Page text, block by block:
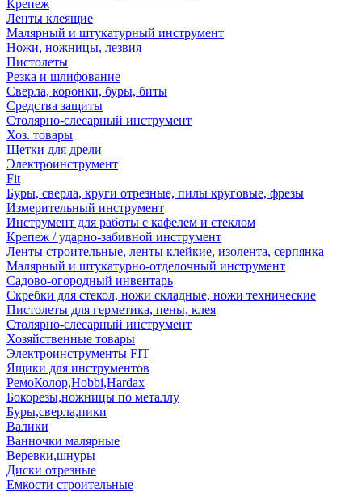
Крепеж
Ленты клеящие
Малярный и штукатурный инструмент
Ножи, ножницы, лезвия
Пистолеты
Резка и шлифование
Сверла, коронки, буры, биты
Средства защиты
Столярно-слесарный инструмент
Хоз. товары
Щетки для дрели
Электроинструмент
Fit
Буры, сверла, круги отрезные, пилы круговые, фрезы
Измерительный инструмент
Инструмент для работы с кафелем и стеклом
Крепеж / ударно-забивной инструмент
Ленты строительные, ленты клейкие, изолента, серпянка
Малярный и штукатурно-отделочный инструмент
Садово-огородный инвентарь
Скребки для стекол, ножи складные, ножи технические
Пистолеты для герметика, пены, клея
Столярно-слесарный инструмент
Хозяйственные товары
Электроинструменты FIT
Ящики для инструментов
РемоКолор,Hobbi,Hardax
Бокорезы,ножницы по металлу
Буры,сверла,пики
Валики
Ванночки малярные
Веревки,шнуры
Диски отрезные
Емкости строительные